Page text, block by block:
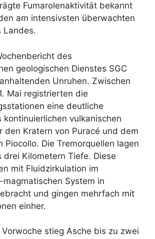
Fumarolenaktivität bekannt
am intensivsten überwachten
Landes.
des
geologischen Dienstes SGC
Unruhen. Zwischen
Mai registrierten die
eine deutliche
kontinuierlichen vulkanischen
den Kratern von Puracé und dem
Piocollo. Die Tremorquellen lagen
drei Kilometern Tiefe. Diese
mit Fluidzirkulation im
System in
und gingen mehrfach mit
einher.
stieg Asche bis zu zwei